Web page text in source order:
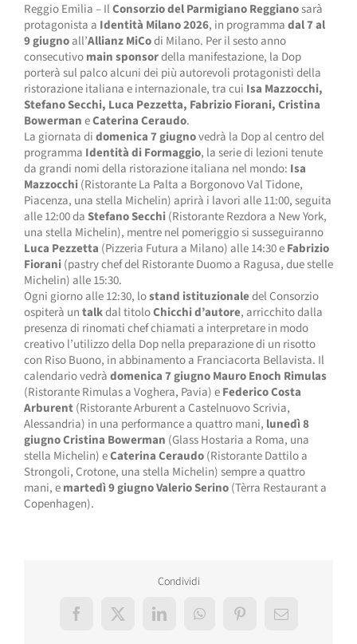
Reggio Emilia – IlConsorzio del Parmigiano Reggianosarà
protagonista a Identità Milano 2026, in programmadal 7 al
9 giugnoall’Allianz MiCodi Milano. Per il sesto anno
consecutivomain sponsordella manifestazione, la Dop
porterà sul palco alcuni dei più autorevoli protagonisti della
ristorazione italiana e internazionale, tra cui Isa Mazzocchi,
Stefano Secchi, Luca Pezzetta, Fabrizio Fiorani, Cristina
BowermaneCaterina Ceraudo.
La giornata didomenica 7 giugnovedrà la Dop al centro del
programma Identità di Formaggio, la serie di lezioni tenute
da grandi nomi della ristorazione italiana nel mondo: Isa
Mazzocchi(Ristorante La Palta a Borgonovo Val Tidone,
Piacenza, una stella Michelin) aprirà i lavori alle 11:00, seguita
alle 12:00 daStefano Secchi(Ristorante Rezdora a New York,
una stella Michelin), mentre nel pomeriggio si susseguiranno
Luca Pezzetta (Pizzeria Futura a Milano) alle 14:30 eFabrizio
Fiorani(pastry chef del Ristorante Duomo a Ragusa, due stelle
Michelin) alle 15:30.
Ogni giorno alle 12:30, lostand istituzionaledel Consorzio
ospiterà untalkdal titoloChicchi d’autore, arricchito dalla
presenza di rinomati chef chiamati a interpretare in modo
creativo l’utilizzo della Dop nella preparazione di un risotto
con Riso Buono, in abbinamento a Franciacorta Bellavista. Il
calendario vedràdomenica 7 giugno Mauro Enoch Rimulas
(Ristorante Rimulas a Voghera, Pavia) eFederico Costa
Arburent(Ristorante Arburent a Castelnuovo Scrivia,
Alessandria) in una performance a quattro mani, lunedì 8
giugnoCristina Bowerman (Glass Hostaria a Roma, una
stella Michelin) eCaterina Ceraudo(Ristorante Dattilo a
Strongoli, Crotone, una stella Michelin) sempre a quattro
mani, emartedì 9 giugnoValerio Serino(Tèrra Restaurant a
Copenhagen).
Condividi
Facebook
X LinkedInWhatsAppPinterestEmail